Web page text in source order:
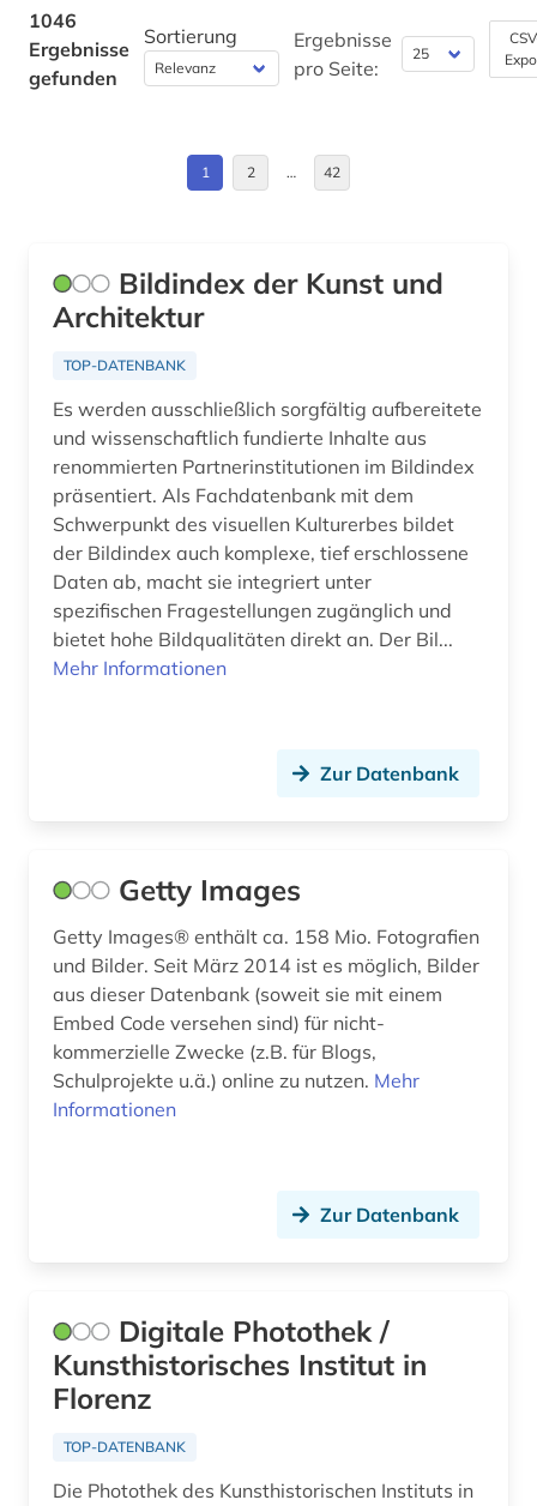
architekturmuseum (1)
archive (1)
archäologie (18)
archäologische funde (1)
archäologische stätte (2)
archäologisches denkmal (1)
aristoteles (1)
arktis (2)
aruba (1)
asch (1)
aschach (1)
asien (4)
astronomie (3)
audiodatei (2)
aufklärung (1)
Daenemark (41)
Deutschland (DDR) (16)
Finnland (9)
Frankreich (26)
Griechenland (1)
Griechenland (Altertum) (7)
Großbritannien (23)
Hamburg (3)
Hessen (4)
Jugoslawien (3)
Kanada (2)
Kroatien (3)
Lettland (2)
Niedersachsen (4)
Norwegen (32)
1046
Ergebnisse
gefunden
Sortierung
Ergebnisse
pro Seite:
1 2 … 42
Bildindex der Kunst und
Architektur
TOP-DATENBANK
Es werden ausschließlich sorgfältig aufbereitete
und wissenschaftlich fundierte Inhalte aus
renommierten Partnerinstitutionen im Bildindex
präsentiert. Als Fachdatenbank mit dem
Schwerpunkt des visuellen Kulturerbes bildet
der Bildindex auch komplexe, tief erschlossene
Daten ab, macht sie integriert unter
spezifischen Fragestellungen zugänglich und
bietet hohe Bildqualitäten direkt an. Der Bil...
Mehr Informationen
Zur Datenbank
Getty Images
Getty Images® enthält ca. 158 Mio. Fotografien
und Bilder. Seit März 2014 ist es möglich, Bilder
aus dieser Datenbank (soweit sie mit einem
Embed Code versehen sind) für nicht-
kommerzielle Zwecke (z.B. für Blogs,
Schulprojekte u.ä.) online zu nutzen. Mehr
Informationen
Zur Datenbank
Digitale Photothek /
Kunsthistorisches Institut in
Florenz
TOP-DATENBANK
Die Photothek des Kunsthistorischen Instituts in